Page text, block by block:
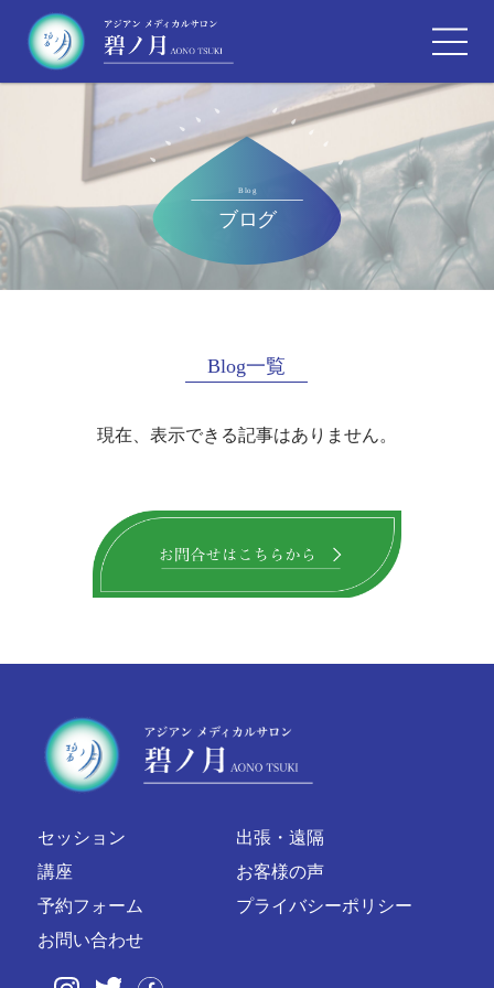
Blog一覧
現在、表示できる記事はありません。
セッション
講座
出張・遠隔
お客様の声
予約フォーム
お問い合わせ
プライバシーポリシー